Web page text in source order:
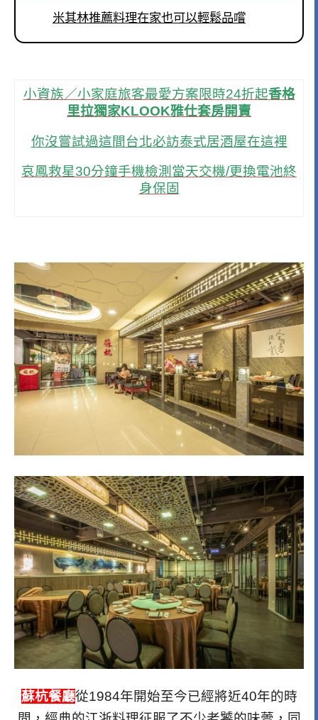
米其林推薦料理在家也可以輕鬆品嚐
小資族／小家庭旅客最愛方案限時24折起香格
里拉獨家KLOOK雅仕套房開賣
你沒嘗試過這間台北必訪泰式居酒屋在這裡
哀鳳救星30分鐘手機檢測當天交機/更換電池終
身保固
蘇杭餐廳從1984年開始至今已經將近40年的時